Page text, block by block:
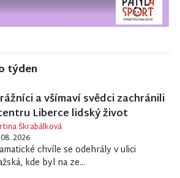
týden
a všímaví svědci zachránili
Liberce lidský život
Škrabálková
2026
chvíle se odehrály v ulici
kde byl na ze...